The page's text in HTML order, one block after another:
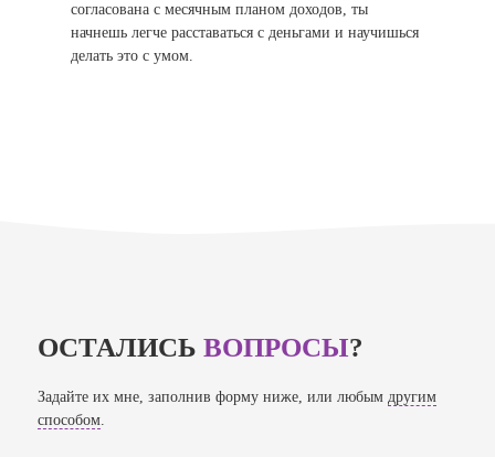
согласована с месячным планом доходов, ты
начнешь легче расставаться с деньгами и научишься
делать это с умом.
ОСТАЛИСЬ ВОПРОСЫ?
Задайте их мне, заполнив форму ниже, или любым другим
способом.